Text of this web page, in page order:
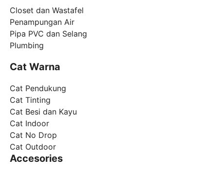
Closet dan Wastafel
Penampungan Air
Pipa PVC dan Selang
Plumbing
Cat Warna
Cat Pendukung
Cat Tinting
Cat Besi dan Kayu
Cat Indoor
Cat No Drop
Cat Outdoor
Accesories